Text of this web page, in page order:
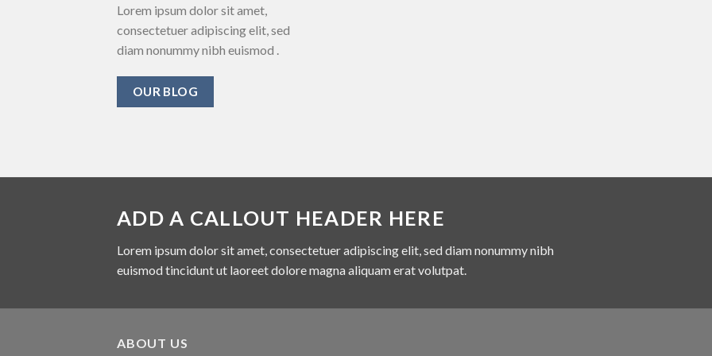
Lorem ipsum dolor sit amet,
consectetuer adipiscing elit, sed
diam nonummy nibh euismod .
OUR BLOG
ADD A CALLOUT HEADER HERE
Lorem ipsum dolor sit amet, consectetuer adipiscing elit, sed diam nonummy nibh
euismod tincidunt ut laoreet dolore magna aliquam erat volutpat.
ABOUT US